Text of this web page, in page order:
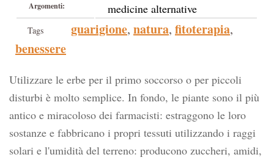
Argomenti: medicine alternative
Tags guarigione, natura, fitoterapia,
benessere
Utilizzare le erbe per il primo soccorso o per piccoli
disturbi è molto semplice. In fondo, le piante sono il più
antico e miracoloso dei farmacisti: estraggono le loro
sostanze e fabbricano i propri tessuti utilizzando i raggi
solari e l'umidità del terreno: producono zuccheri, amidi,